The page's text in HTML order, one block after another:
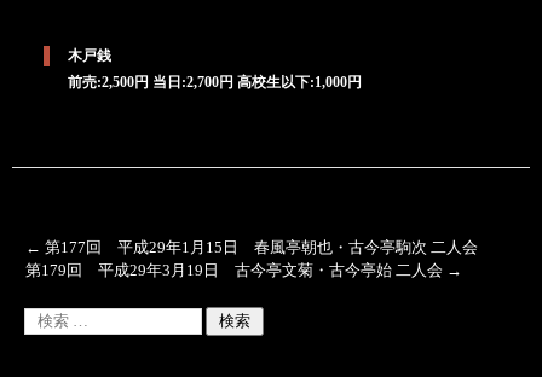
木戸銭
前売:2,500円 当日:2,700円 高校生以下:1,000円
← 第177回 平成29年1月15日 春風亭朝也・古今亭駒次 二人会
第179回 平成29年3月19日 古今亭文菊・古今亭始 二人会 →